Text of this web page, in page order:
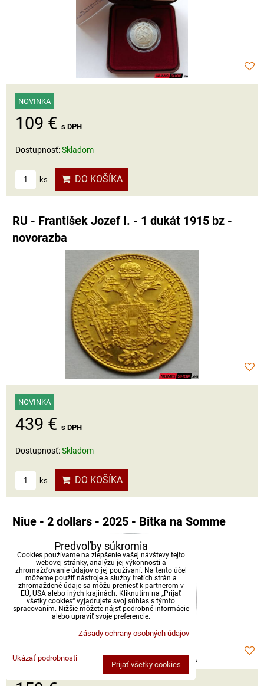
NOVINKA
109 € s DPH
Dostupnosť:Skladom
ks DO KOŠÍKA
RU - František Jozef I. - 1 dukát 1915 bz -
novorazba
NOVINKA
439 € s DPH
Dostupnosť:Skladom
ks DO KOŠÍKA
Niue - 2 dollars - 2025 - Bitka na Somme
Predvoľby súkromia
Cookies používame na zlepšenie vašej návštevy tejto
webovej stránky, analýzu jej výkonnosti a
zhromažďovanie údajov o jej používaní. Na tento účel
môžeme použiť nástroje a služby tretích strán a
zhromaždené údaje sa môžu preniesť k partnerom v
EÚ, USA alebo iných krajinách. Kliknutím na „Prijať
všetky cookies“ vyjadrujete svoj súhlas s týmto
spracovaním. Nižšie môžete nájsť podrobné informácie
alebo upraviť svoje preferencie.
Zásady ochrany osobných údajov
Ukázať podrobnosti
Prijať všetky cookies